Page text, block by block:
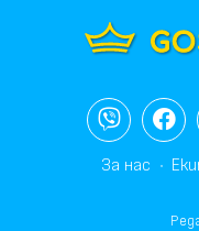
За нас